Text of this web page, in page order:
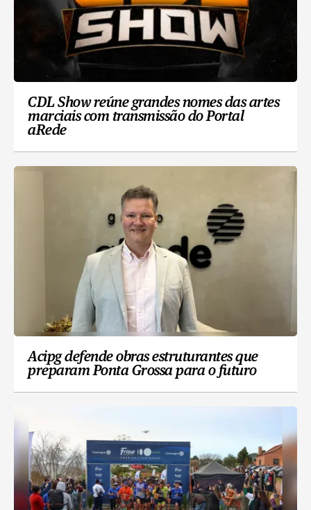
CDL Show reúne grandes nomes das artes
marciais com transmissão do Portal
aRede
Acipg defende obras estruturantes que
preparam Ponta Grossa para o futuro